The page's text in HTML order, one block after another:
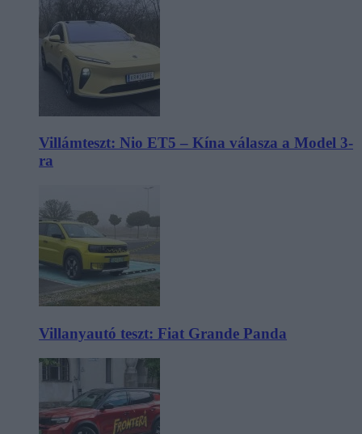
Villámteszt: Nio ET5 – Kína válasza a Model 3-
ra
Villanyautó teszt: Fiat Grande Panda